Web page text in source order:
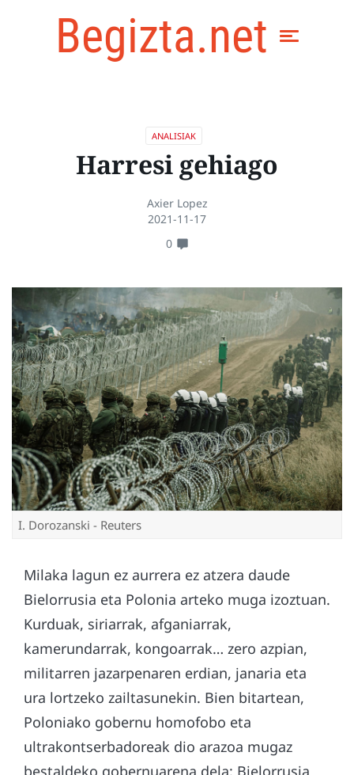
Begizta.net
ANALISIAK
Harresi gehiago
Axier Lopez
2021-11-17
0
I. Dorozanski - Reuters
Milaka lagun ez aurrera ez atzera daude
Bielorrusia eta Polonia arteko muga izoztuan.
Kurduak, siriarrak, afganiarrak,
kamerundarrak, kongoarrak… zero azpian,
militarren jazarpenaren erdian, janaria eta
ura lortzeko zailtasunekin. Bien bitartean,
Poloniako gobernu homofobo eta
ultrakontserbadoreak dio arazoa mugaz
bestaldeko gobernuarena dela: Bielorrusia